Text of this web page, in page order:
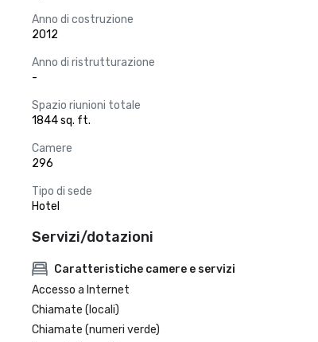
Anno di costruzione
2012
Anno di ristrutturazione
-
Spazio riunioni totale
1844 sq. ft.
Camere
296
Tipo di sede
Hotel
Servizi/dotazioni
Caratteristiche camere e servizi
Accesso a Internet
Chiamate (locali)
Chiamate (numeri verde)